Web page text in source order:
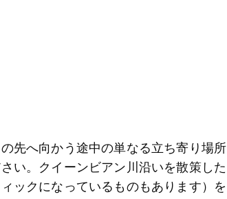
先へ向かう途中の単なる立ち寄り場所
い。クイーンビアン川沿いを散策した
ックになっているものもあります）を